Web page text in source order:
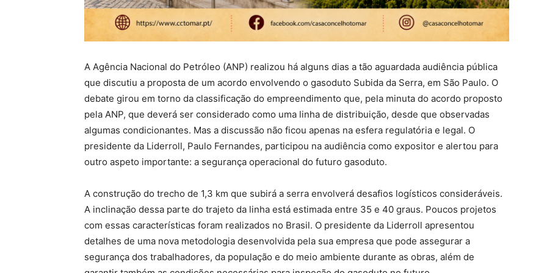
A Agência Nacional do Petróleo (ANP) realizou há alguns dias a tão aguardada audiência pública
que discutiu a proposta de um acordo envolvendo o gasoduto Subida da Serra, em São Paulo. O
debate girou em torno da classificação do empreendimento que, pela minuta do acordo proposto
pela ANP, que deverá ser considerado como uma linha de distribuição, desde que observadas
algumas condicionantes. Mas a discussão não ficou apenas na esfera regulatória e legal. O
presidente da Liderroll, Paulo Fernandes, participou na audiência como expositor e alertou para
outro aspeto importante: a segurança operacional do futuro gasoduto.
A construção do trecho de 1,3 km que subirá a serra envolverá desafios logísticos consideráveis.
A inclinação dessa parte do trajeto da linha está estimada entre 35 e 40 graus. Poucos projetos
com essas características foram realizados no Brasil. O presidente da Liderroll apresentou
detalhes de uma nova metodologia desenvolvida pela sua empresa que pode assegurar a
segurança dos trabalhadores, da população e do meio ambiente durante as obras, além de